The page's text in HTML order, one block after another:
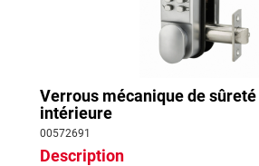
Verrous mécanique de
intérieure
00572691
Description